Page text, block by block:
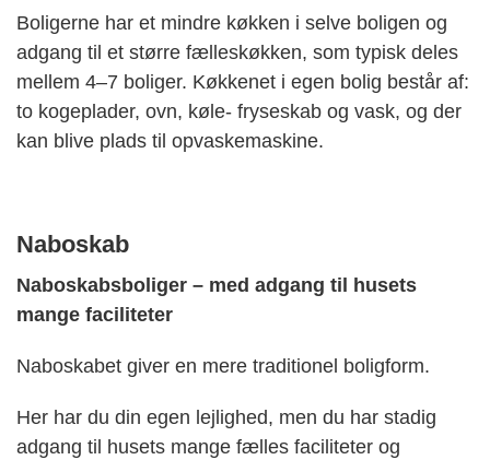
Boligerne har et mindre køkken i selve boligen og
adgang til et større fælleskøkken, som typisk deles
mellem 4–7 boliger. Køkkenet i egen bolig består af:
to kogeplader, ovn, køle- fryseskab og vask, og der
kan blive plads til opvaskemaskine.
Naboskab
Naboskabsboliger – med adgang til husets
mange faciliteter
Naboskabet giver en mere traditionel boligform.
Her har du din egen lejlighed, men du har stadig
adgang til husets mange fælles faciliteter og